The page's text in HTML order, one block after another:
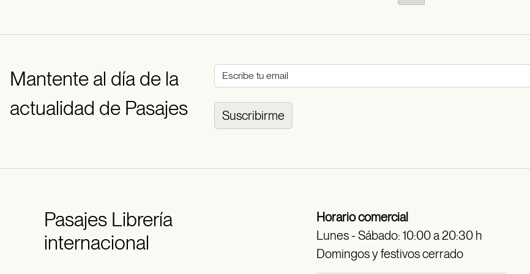
Mantente al día de la
actualidad de Pasajes
Suscribirme
PasajesLibrería
internacional
Horario comercial
Lunes - Sábado: 10:00 a 20:30 h
Domingos y festivos cerrado